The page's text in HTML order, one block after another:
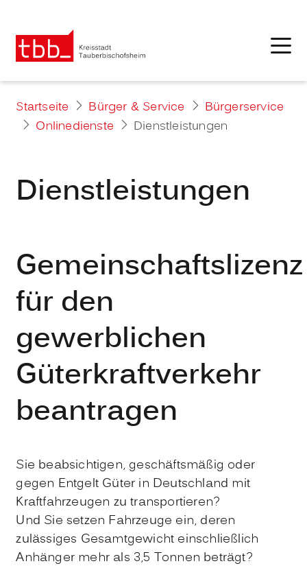
Startseite Bürger & Service
Bürgerservice
Onlinedienste
Dienstleistungen
Dienstleistungen
Gemeinschaftslizenz
für den
gewerblichen
Güterkraftverkehr
beantragen
Sie beabsichtigen, geschäftsmäßig oder
gegen Entgelt Güter in Deutschland mit
Kraftfahrzeugen zu transportieren?
Und Sie setzen Fahrzeuge ein, deren
zulässiges Gesamtgewicht einschließlich
Anhänger mehr als 3,5 Tonnen beträgt?